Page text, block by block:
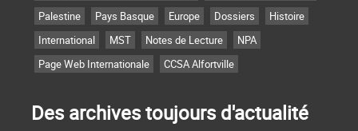
Palestine
Pays Basque Europe Dossiers
Histoire
International
MST Notes de Lecture
NPA
Page Web Internationale
CCSA Alfortville
Des archives toujours d'actualité